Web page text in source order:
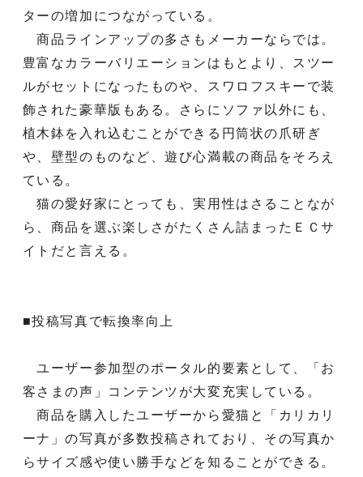
ターの増加につながっている。
商品ラインアップの多さもメーカーならでは。
豊富なカラーバリエーションはもとより、スツー
ルがセットになったものや、スワロフスキーで装
飾された豪華版もある。さらにソファ以外にも、
植木鉢を入れ込むことができる円筒状の爪研ぎ
や、壁型のものなど、遊び心満載の商品をそろえ
ている。
猫の愛好家にとっても、実用性はさることなが
ら、商品を選ぶ楽しさがたくさん詰まったＥＣサ
イトだと言える。
■投稿写真で転換率向上
ユーザー参加型のポータル的要素として、「お
客さまの声」コンテンツが大変充実している。
商品を購入したユーザーから愛猫と「カリカリ
ーナ」の写真が多数投稿されており、その写真か
らサイズ感や使い勝手などを知ることができる。